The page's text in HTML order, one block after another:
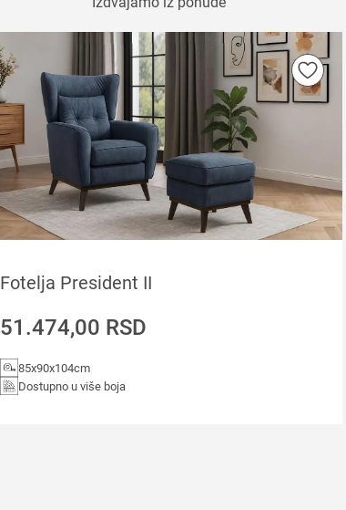
Fotelja President II
51.474,00 RSD
85x90x104cm
Dostupno u više boja